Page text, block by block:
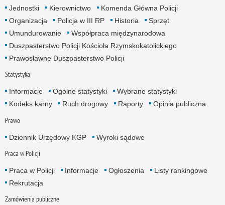
Jednostki Kierownictwo
Komenda Główna Policji
Organizacja
Policja w III RP Historia
Sprzęt
Umundurowanie
Współpraca międzynarodowa
Duszpasterstwo Policji Kościoła Rzymskokatolickiego
Prawosławne Duszpasterstwo Policji
Statystyka
Informacje Ogólne statystyki
Wybrane statystyki
Kodeks karny
Ruch drogowy Raporty Opinia publiczna
Prawo
Dziennik Urzędowy KGP Wyroki sądowe
Praca w Policji
Praca w Policji Informacje Ogłoszenia
Listy rankingowe
Rekrutacja
Zamówienia publiczne